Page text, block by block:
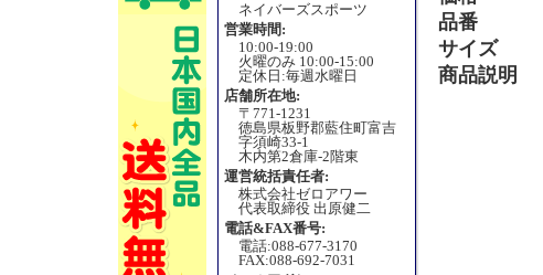
ネイバーズスポーツ
営業時間:
10:00-19:00
火曜のみ 10:00-15:00
定休日:毎週水曜日
店舗所在地:
〒771-1231
徳島県板野郡藍住町富吉
字須崎33-1
木内第2倉庫-2階東
運営統括責任者:
株式会社ゼロアワー
代表取締役 出原健二
電話&FAX番号:
電話:088-677-3170
FAX:088-692-7031
品番
サイズ
商品説明